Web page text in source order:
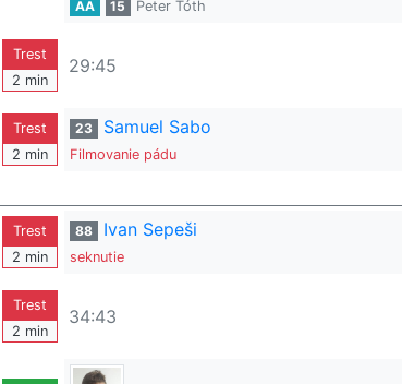
AA
15 Peter Tóth
Trest
2 min
29:45
Trest
2 min
23 Samuel Sabo
Filmovanie pádu
Trest
2 min
88 Ivan Sepeši
seknutie
Trest
2 min
34:43